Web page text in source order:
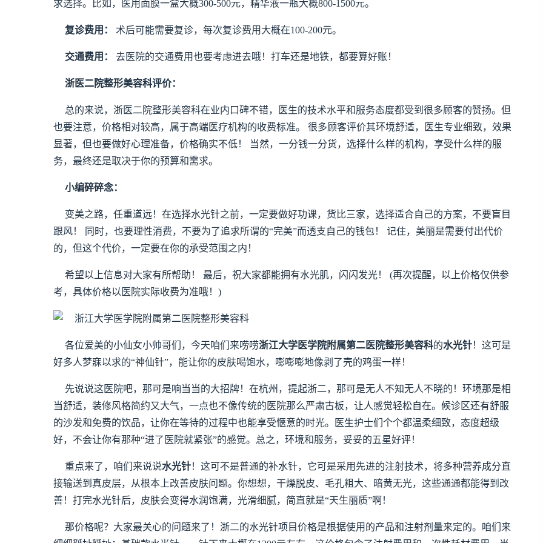
求选择。比如，医用面膜一盒大概300-500元，精华液一瓶大概800-1500元。
复诊费用： 术后可能需要复诊，每次复诊费用大概在100-200元。
交通费用： 去医院的交通费用也要考虑进去哦！打车还是地铁，都要算好账！
浙医二院整形美容科评价：
总的来说，浙医二院整形美容科在业内口碑不错，医生的技术水平和服务态度都受到很多顾客的赞扬。但
也要注意，价格相对较高，属于高端医疗机构的收费标准。 很多顾客评价其环境舒适，医生专业细致，效果
显著，但也要做好心理准备，价格确实不低！ 当然，一分钱一分货，选择什么样的机构，享受什么样的服
务，最终还是取决于你的预算和需求。
小编碎碎念：
变美之路，任重道远！在选择水光针之前，一定要做好功课，货比三家，选择适合自己的方案，不要盲目
跟风！ 同时，也要理性消费，不要为了追求所谓的“完美”而透支自己的钱包！ 记住，美丽是需要付出代价
的，但这个代价，一定要在你的承受范围之内！
希望以上信息对大家有所帮助！ 最后，祝大家都能拥有水光肌，闪闪发光！ (再次提醒，以上价格仅供参
考，具体价格以医院实际收费为准哦！)
各位爱美的小仙女小帅哥们，今天咱们来唠唠浙江大学医学院附属第二医院整形美容科的水光针！这可是
好多人梦寐以求的“神仙针”，能让你的皮肤喝饱水，嘭嘭嘭地像剥了壳的鸡蛋一样！
先说说这医院吧，那可是响当当的大招牌！在杭州，提起浙二，那可是无人不知无人不晓的！环境那是相
当舒适，装修风格简约又大气，一点也不像传统的医院那么严肃古板，让人感觉轻松自在。候诊区还有舒服
的沙发和免费的饮品，让你在等待的过程中也能享受惬意的时光。医生护士们个个都温柔细致，态度超级
好，不会让你有那种“进了医院就紧张”的感觉。总之，环境和服务，妥妥的五星好评！
重点来了，咱们来说说水光针！这可不是普通的补水针，它可是采用先进的注射技术，将多种营养成分直
接输送到真皮层，从根本上改善皮肤问题。你想想，干燥脱皮、毛孔粗大、暗黄无光，这些通通都能得到改
善！打完水光针后，皮肤会变得水润饱满，光滑细腻，简直就是“天生丽质”啊！
那价格呢？大家最关心的问题来了！浙二的水光针项目价格是根据使用的产品和注射剂量来定的。咱们来